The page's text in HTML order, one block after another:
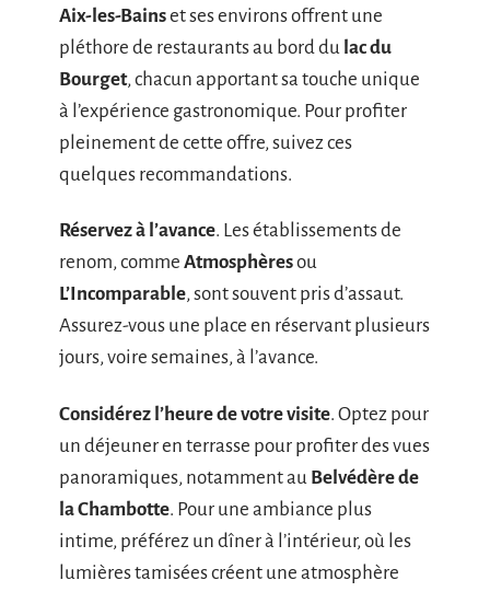
Aix-les-Bainset ses environs offrent une
pléthore de restaurants au bord du lac du
Bourget, chacun apportant sa touche unique
à l’expérience gastronomique. Pour profiter
pleinement de cette offre, suivez ces
quelques recommandations.
Réservez à l’avance. Les établissements de
renom, comme Atmosphèresou
L’Incomparable, sont souvent pris d’assaut.
Assurez-vous une place en réservant plusieurs
jours, voire semaines, à l’avance.
Considérez l’heure de votre visite. Optez pour
un déjeuner en terrasse pour profiter des vues
panoramiques, notamment au Belvédère de
la Chambotte. Pour une ambiance plus
intime, préférez un dîner à l’intérieur, où les
lumières tamisées créent une atmosphère